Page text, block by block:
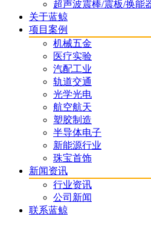
超声波震棒/震板/换能
关于蓝鲸
项目案例
机械五金
医疗实验
汽配工业
轨道交通
光学光电
航空航天
塑胶制造
半导体电子
新能源行业
珠宝首饰
新闻资讯
行业资讯
公司新闻
联系蓝鲸